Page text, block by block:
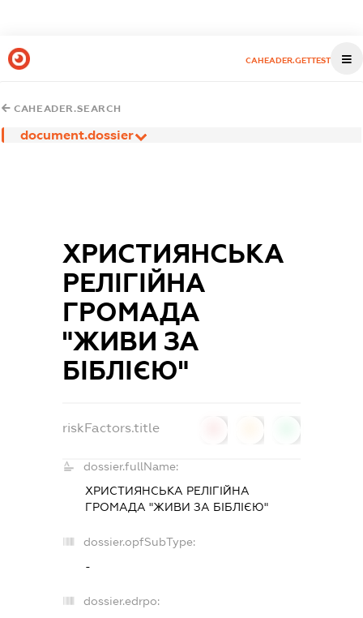
CAHEADER.GETTEST
CAHEADER.SEARCH
document.dossier
ХРИСТИЯНСЬКА
РЕЛІГІЙНА
ГРОМАДА
"ЖИВИ ЗА
БІБЛІЄЮ"
riskFactors.title
dossier.fullName:
ХРИСТИЯНСЬКА РЕЛІГІЙНА
ГРОМАДА "ЖИВИ ЗА БІБЛІЄЮ"
dossier.opfSubType:
-
dossier.edrpo: